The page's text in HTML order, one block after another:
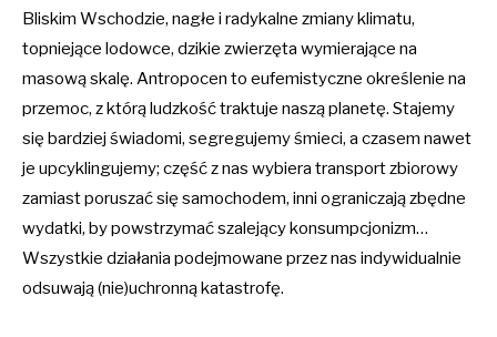
Bliskim Wschodzie, nagłe i radykalne zmiany klimatu,
topniejące lodowce, dzikie zwierzęta wymierające na
masową skalę. Antropocen to eufemistyczne określenie na
przemoc, z którą ludzkość traktuje naszą planetę. Stajemy
się bardziej świadomi, segregujemy śmieci, a czasem nawet
je upcyklingujemy; część z nas wybiera transport zbiorowy
zamiast poruszać się samochodem, inni ograniczają zbędne
wydatki, by powstrzymać szalejący konsumpcjonizm…
Wszystkie działania podejmowane przez nas indywidualnie
odsuwają (nie)uchronną katastrofę.